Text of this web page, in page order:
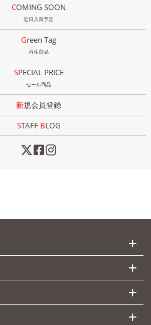
COMING SOON
近日入荷予定
Green Tag
再生良品
SPECIAL PRICE
セール商品
新規会員登録
STAFF BLOG